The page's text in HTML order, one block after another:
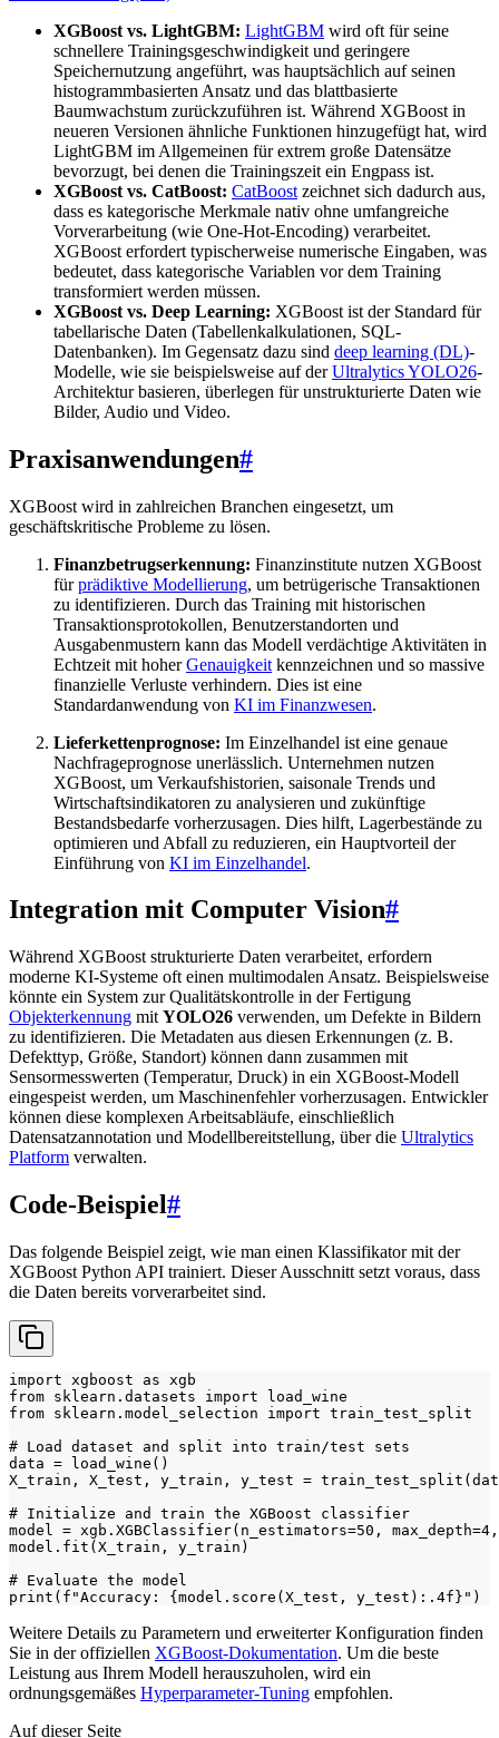
XGBoost vs. LightGBM: LightGBM wird oft für seine
schnellere Trainingsgeschwindigkeit und geringere
Speichernutzung angeführt, was hauptsächlich auf seinen
histogrammbasierten Ansatz und das blattbasierte
Baumwachstum zurückzuführen ist. Während XGBoost in
neueren Versionen ähnliche Funktionen hinzugefügt hat, wird
LightGBM im Allgemeinen für extrem große Datensätze
bevorzugt, bei denen die Trainingszeit ein Engpass ist.
XGBoost vs. CatBoost: CatBoost zeichnet sich dadurch aus,
dass es kategorische Merkmale nativ ohne umfangreiche
Vorverarbeitung (wie One-Hot-Encoding) verarbeitet.
XGBoost erfordert typischerweise numerische Eingaben, was
bedeutet, dass kategorische Variablen vor dem Training
transformiert werden müssen.
XGBoost vs. Deep Learning: XGBoost ist der Standard für
tabellarische Daten (Tabellenkalkulationen, SQL-
Datenbanken). Im Gegensatz dazu sind deep learning (DL)-
Modelle, wie sie beispielsweise auf derUltralytics YOLO26-
Architektur basieren, überlegen für unstrukturierte Daten wie
Bilder, Audio und Video.
Praxisanwendungen#
XGBoost wird in zahlreichen Branchen eingesetzt, um
geschäftskritische Probleme zu lösen.
Finanzbetrugserkennung: Finanzinstitute nutzen XGBoost
fürprädiktive Modellierung, um betrügerische Transaktionen
zu identifizieren. Durch das Training mit historischen
Transaktionsprotokollen, Benutzerstandorten und
Ausgabenmustern kann das Modell verdächtige Aktivitäten in
Echtzeit mit hoherGenauigkeit kennzeichnen und so massive
finanzielle Verluste verhindern. Dies ist eine
Standardanwendung von KI im Finanzwesen.
Lieferkettenprognose: Im Einzelhandel ist eine genaue
Nachfrageprognose unerlässlich. Unternehmen nutzen
XGBoost, um Verkaufshistorien, saisonale Trends und
Wirtschaftsindikatoren zu analysieren und zukünftige
Bestandsbedarfe vorherzusagen. Dies hilft, Lagerbestände zu
optimieren und Abfall zu reduzieren, ein Hauptvorteil der
Einführung von KI im Einzelhandel.
Integration mit Computer Vision#
Während XGBoost strukturierte Daten verarbeitet, erfordern
moderne KI-Systeme oft einen multimodalen Ansatz. Beispielsweise
könnte ein System zur Qualitätskontrolle in der Fertigung
Objekterkennung mit YOLO26 verwenden, um Defekte in Bildern
zu identifizieren. Die Metadaten aus diesen Erkennungen (z. B.
Defekttyp, Größe, Standort) können dann zusammen mit
Sensormesswerten (Temperatur, Druck) in ein XGBoost-Modell
eingespeist werden, um Maschinenfehler vorherzusagen. Entwickler
können diese komplexen Arbeitsabläufe, einschließlich
Datensatzannotation und Modellbereitstellung, über die Ultralytics
Platform verwalten.
Code-Beispiel#
Das folgende Beispiel zeigt, wie man einen Klassifikator mit der
XGBoost Python API trainiert. Dieser Ausschnitt setzt voraus, dass
die Daten bereits vorverarbeitet sind.
import xgboost as xgb
from sklearn.datasets import load_wine
from sklearn.model_selection import train_test_split
# Load dataset and split into train/test sets
data = load_wine()
X_train, X_test, y_train, y_test =
# Initialize and train the XGBoost classifier
model = xgb.XGBClassifier(n_estimators=50,
model.fit(X_train, y_train)
# Evaluate the model
print(f"Accuracy: {model.score(X_test, y_test):.4f}")
Weitere Details zu Parametern und erweiterter Konfiguration finden
Sie in der offiziellen XGBoost-Dokumentation. Um die beste
Leistung aus Ihrem Modell herauszuholen, wird ein
ordnungsgemäßes Hyperparameter-Tuning empfohlen.
Auf dieser Seite